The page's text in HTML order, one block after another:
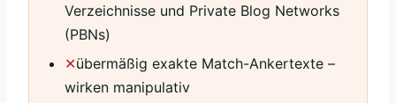
Verzeichnisse und Private Blog Networks
(PBNs)
übermäßig exakte Match-Ankertexte –
wirken manipulativ